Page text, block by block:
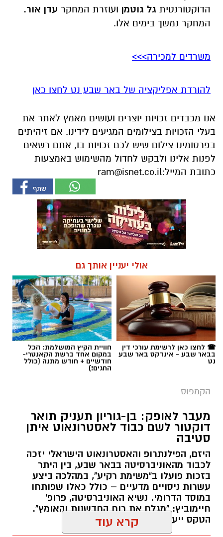
הדוקטורנטית גל גוטמן ועוזרת המחקר עדן אור.
המחקר נמשך בימים אלו.
משרדים למכירה>>>
להורדת אפליקציה של באר שבע נט לחצו כאן
אנו מכבדים זכויות יוצרים ועושים מאמץ לאתר את
בעלי הזכויות בצילומים המגיעים לידינו. אם זיהיתים
בפרסומינו צילום שיש לכם זכויות בו, אתם רשאים
לפנות אלינו ולבקש לחדול מהשימוש באמצעות
כתובת המייל:ram@isnet.co.il
אולי יעניין אותך גם
☎ לחצו כאן לרשימת עורכי דין
בבאר שבע - אינדקס באר שבע
נט
חוויית הקיץ המושלמת: הכל
במקום אחד ברשת הקאנטרי-
חודשיים + חודש מתנה (כולל
החגים!)
הקמפוס
מעבר לאופק: בן-גוריון תעניק תואר
דוקטור לשם כבוד לאסטרונאוט איתן
סטיבה
היזם, הפילנתרופ והאסטרונאוט הישראלי יזכה
לכבוד מהאוניברסיטה בבאר שבע, בין היתר
בזכות פועלו ב"משימת רקיע", במהלכה ביצע
עשרות ניסויים מדעיים – כולל כאלו שפותחו
במוסד הדרומי. נשיא האוניברסיטה, פרופ'
חיימוביץ: "מגלם את רוח החדשנות והאומץ".
הטקס ייערך באוקטובר הקרוב.
קרא עוד